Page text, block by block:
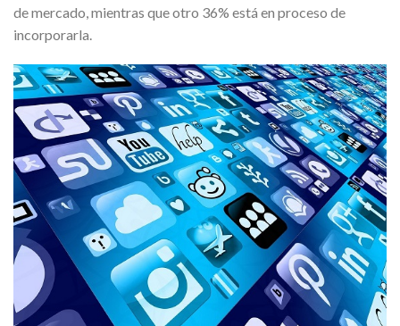
de mercado, mientras que otro 36% está en proceso de
incorporarla.